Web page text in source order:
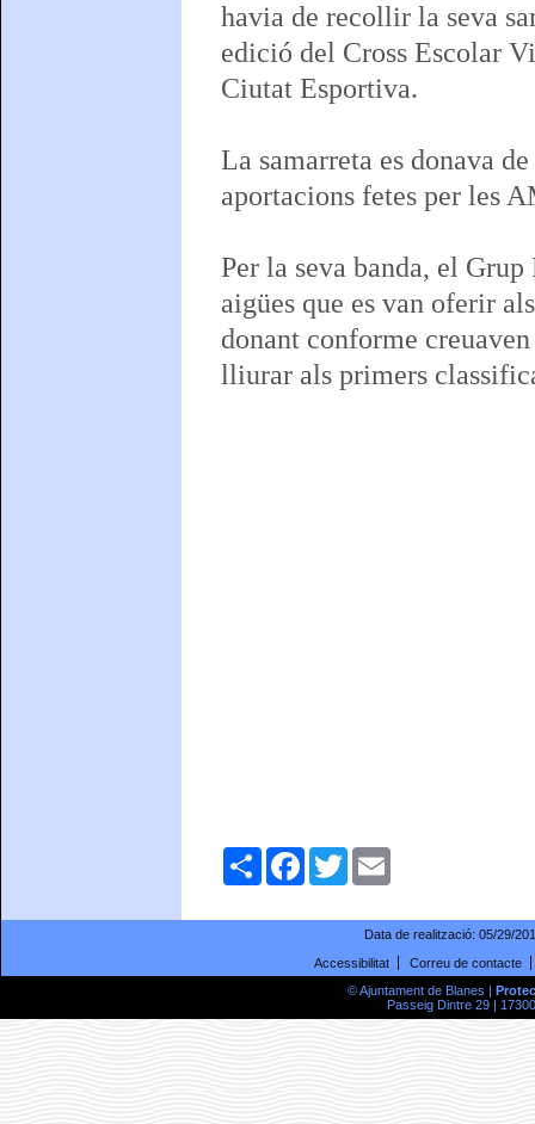
havia de recollir la seva
edició del Cross Escolar
Ciutat Esportiva.
La samarreta es donava
aportacions fetes per les
Per la seva banda, el
aigües que es van oferir
donant conforme
lliurar als primers
ComparteixFacebookTwitter
Data de realització: 05/29/
Accessibilitat
Correu de contacte
© Ajuntament de Blanes |
Passeig Dintre 29 |